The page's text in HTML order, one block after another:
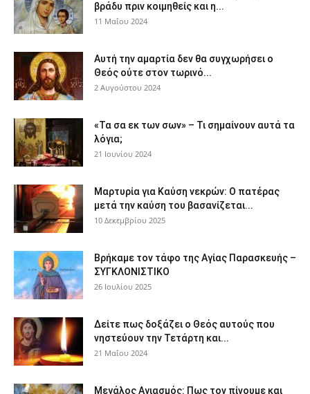
βράδυ πριν κοιμηθείς και η...
11 Μαΐου 2024
Αυτή την αμαρτία δεν θα συγχωρήσει ο
Θεός ούτε στον τωρινό...
2 Αυγούστου 2024
«Τα σα εκ των σων» – Τι σημαίνουν αυτά τα
λόγια;
21 Ιουνίου 2024
Μαρτυρία για Καύση νεκρών: Ο πατέρας
μετά την καύση του βασανίζεται...
10 Δεκεμβρίου 2025
Βρήκαμε τον τάφο της Αγίας Παρασκευής –
ΣΥΓΚΛΟΝΙΣΤΙΚΟ
26 Ιουλίου 2025
Δείτε πως δοξάζει ο Θεός αυτούς που
νηστεύουν την Τετάρτη και...
21 Μαΐου 2024
Μεγάλος Αγιασμός: Πως τον πίνουμε και